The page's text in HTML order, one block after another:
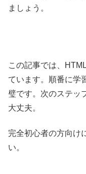
ましょう。
この記事では、
ています。順番に学
璧です。次のステッ
大丈夫。
完全初心者の方向け
い。